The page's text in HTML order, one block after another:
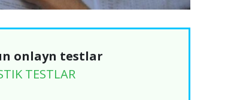
onlayn testlar
TESTLAR